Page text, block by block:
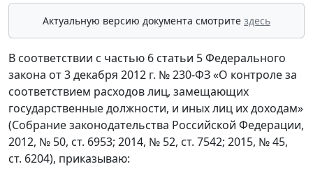
Актуальную версию документа смотрите здесь
В соответствии с частью 6 статьи 5 Федерального
закона от 3 декабря 2012 г. № 230-ФЗ «О контроле за
соответствием расходов лиц, замещающих
государственные должности, и иных лиц их доходам»
(Собрание законодательства Российской Федерации,
2012, № 50, ст. 6953; 2014, № 52, ст. 7542; 2015, № 45,
ст. 6204), приказываю: